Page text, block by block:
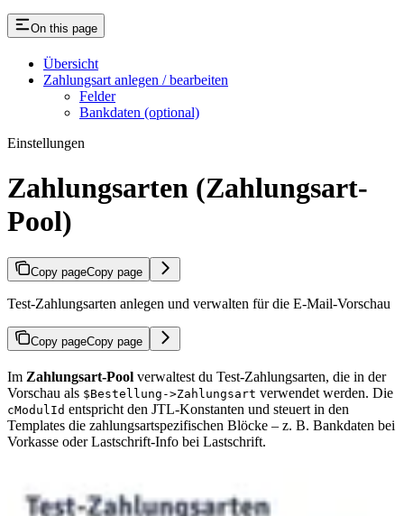
On this page
Übersicht
Zahlungsart anlegen / bearbeiten
Felder
Bankdaten (optional)
Einstellungen
Zahlungsarten (Zahlungsart-
Pool)
Copy pageCopy page
Test-Zahlungsarten anlegen und verwalten für die E-Mail-Vorschau
Copy pageCopy page
Im Zahlungsart-Pool verwaltest du Test-Zahlungsarten, die in der
Vorschau als $Bestellung->Zahlungsart verwendet werden. Die
cModulId entspricht den JTL-Konstanten und steuert in den
Templates die zahlungsartspezifischen Blöcke – z. B. Bankdaten bei
Vorkasse oder Lastschrift-Info bei Lastschrift.